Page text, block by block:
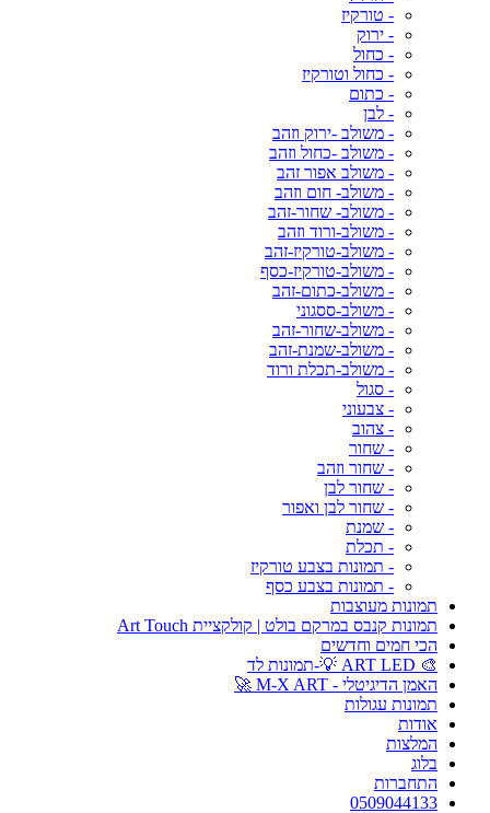
- טורקיז
- ירוק
- כחול
- כחול וטורקיז
- כתום
- לבן
- משולב -ירוק וזהב
- משולב -כחול וזהב
- משולב אפור זהב
- משולב- חום וזהב
- משולב- שחור-זהב
- משולב-ורוד וזהב
- משולב-טורקיז-זהב
- משולב-טורקיז-כסף
- משולב-כתום-זהב
- משולב-ססגוני
- משולב-שחור-זהב
- משולב-שמנת-זהב
- משולב-תכלת ורוד
- סגול
- צבעוני
- צהוב
- שחור
- שחור וזהב
- שחור לבן
- שחור לבן ואפור
- שמנת
- תכלת
- תמונות בצבע טורקיז
- תמונות בצבע כסף
תמונות מעוצבות
תמונות קנבס במרקם בולט | קולקציית Art Touch
הכי חמים וחדשים
🎨 ART LED 💡-תמונות לד
האמן הדיגיטלי - M-X ART 🚀
תמונות עגולות
אודות
המלצות
בלוג
התחברות
0509044133